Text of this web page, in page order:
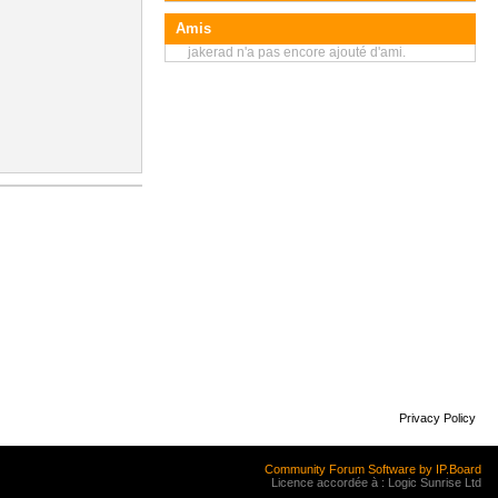
Amis
jakerad n'a pas encore ajouté d'ami.
Privacy Policy
Community Forum Software by IP.Board
Licence accordée à : Logic Sunrise Ltd